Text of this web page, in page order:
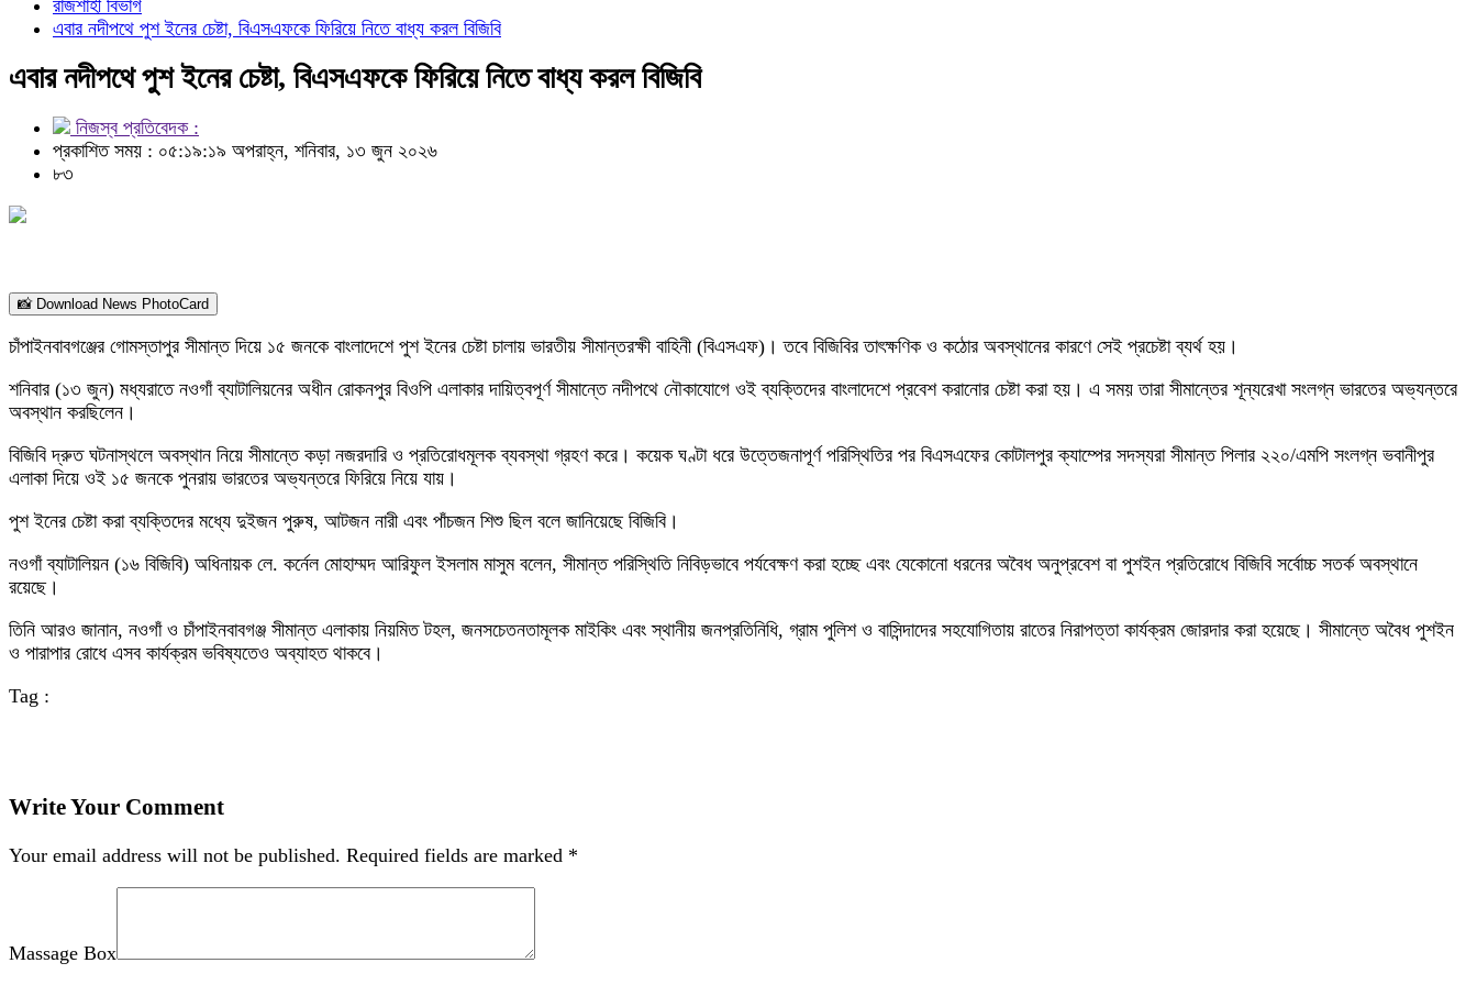
রাজশাহী বিভাগ
এবার নদীপথে পুশ ইনের চেষ্টা, বিএসএফকে ফিরিয়ে নিতে বাধ্য করল বিজিবি
এবার নদীপথে পুশ ইনের চেষ্টা, বিএসএফকে ফিরিয়ে নিতে বাধ্য করল বিজিবি
নিজস্ব প্রতিবেদক :
প্রকাশিত সময় : ০৫:১৯:১৯ অপরাহ্ন, শনিবার, ১৩ জুন ২০২৬
৮৩
📸 Download News PhotoCard
চাঁপাইনবাবগঞ্জের গোমস্তাপুর সীমান্ত দিয়ে ১৫ জনকে বাংলাদেশে পুশ ইনের চেষ্টা চালায় ভারতীয় সীমান্তরক্ষী বাহিনী (বিএসএফ)। তবে বিজিবির তাৎক্ষণিক ও কঠোর অবস্থানের কারণে সেই প্রচেষ্টা ব্যর্থ হয়।
শনিবার (১৩ জুন) মধ্যরাতে নওগাঁ ব্যাটালিয়নের অধীন রোকনপুর বিওপি এলাকার দায়িত্বপূর্ণ সীমান্তে নদীপথে নৌকাযোগে ওই ব্যক্তিদের বাংলাদেশে প্রবেশ করানোর চেষ্টা করা হয়। এ সময় তারা সীমান্তের শূন্যরেখা সংলগ্ন ভারতের অভ্যন্তরে
অবস্থান করছিলেন।
বিজিবি দ্রুত ঘটনাস্থলে অবস্থান নিয়ে সীমান্তে কড়া নজরদারি ও প্রতিরোধমূলক ব্যবস্থা গ্রহণ করে। কয়েক ঘণ্টা ধরে উত্তেজনাপূর্ণ পরিস্থিতির পর বিএসএফের কোটালপুর ক্যাম্পের সদস্যরা সীমান্ত পিলার ২২০/এমপি সংলগ্ন ভবানীপুর
এলাকা দিয়ে ওই ১৫ জনকে পুনরায় ভারতের অভ্যন্তরে ফিরিয়ে নিয়ে যায়।
পুশ ইনের চেষ্টা করা ব্যক্তিদের মধ্যে দুইজন পুরুষ, আটজন নারী এবং পাঁচজন শিশু ছিল বলে জানিয়েছে বিজিবি।
নওগাঁ ব্যাটালিয়ন (১৬ বিজিবি) অধিনায়ক লে. কর্নেল মোহাম্মদ আরিফুল ইসলাম মাসুম বলেন, সীমান্ত পরিস্থিতি নিবিড়ভাবে পর্যবেক্ষণ করা হচ্ছে এবং যেকোনো ধরনের অবৈধ অনুপ্রবেশ বা পুশইন প্রতিরোধে বিজিবি সর্বোচ্চ সতর্ক অবস্থানে
রয়েছে।
তিনি আরও জানান, নওগাঁ ও চাঁপাইনবাবগঞ্জ সীমান্ত এলাকায় নিয়মিত টহল, জনসচেতনতামূলক মাইকিং এবং স্থানীয় জনপ্রতিনিধি, গ্রাম পুলিশ ও বাসিন্দাদের সহযোগিতায় রাতের নিরাপত্তা কার্যক্রম জোরদার করা হয়েছে। সীমান্তে অবৈধ পুশইন
ও পারাপার রোধে এসব কার্যক্রম ভবিষ্যতেও অব্যাহত থাকবে।
Tag :
Write Your Comment
Your email address will not be published. Required fields are marked *
Massage Box